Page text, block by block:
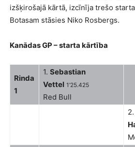
izšķirošajā kārtā, izcīnīja trešo
Botasam stāsies Niko Rosbergs.
Kanādas GP – starta kārtība
Rinda
1
1. Sebastian
Vettel 1’25.425
Red Bull
2.